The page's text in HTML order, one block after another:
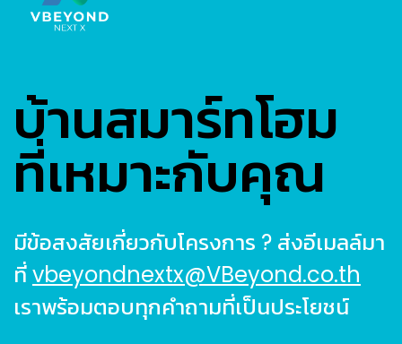
บ้านสมาร์ทโฮม
ที่เหมาะกับคุณ
มีข้อสงสัยเกี่ยวกับโครงการ ? ส่งอีเมลล์มา
ที่vbeyondnextx@VBeyond.co.th
เราพร้อมตอบทุกคำถามที่เป็นประโยชน์